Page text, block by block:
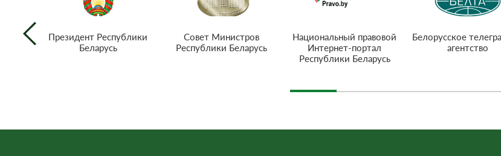
Президент Республики
Беларусь
Совет Министров
Республики Беларусь
Национальный правовой
Интернет-портал
Республики Беларусь
Белорусское
агентство